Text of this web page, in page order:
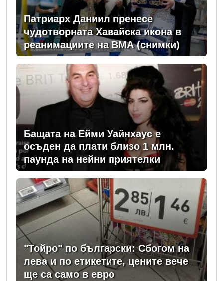
Патриарх Даниил пренесе
чудотворната Хавайска икона в
реанимациите на ВМА (снимки)
Бащата на Ейми Уайнхаус е
осъден да плати близо 1 млн.
паунда на нейни приятелки
"Тойро" по български: Сбогом на
лева и по етикетите, цените вече
ще са само в евро